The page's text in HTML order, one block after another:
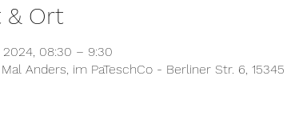
& Ort
2024, 08:30 – 9:30
Anders, im PaTeschCo - Berliner Str. 6,